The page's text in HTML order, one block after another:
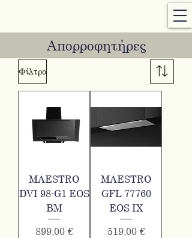
Απορροφητήρες
Φίλτρο
MAESTRO
DVI 98-G1 EOS
BM
Τιμή
899,00 €
MAESTRO
GFL 77760
EOS IX
Τιμή
519,00 €